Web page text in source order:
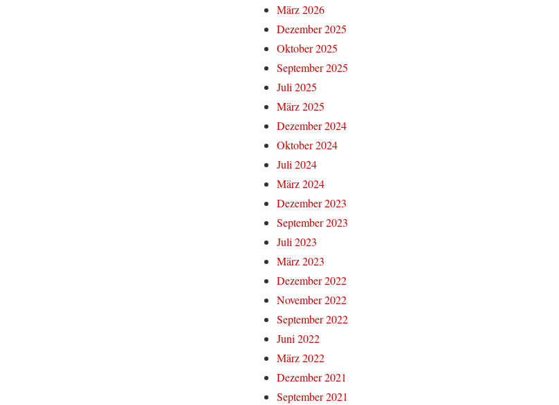
März 2026
Dezember 2025
Oktober 2025
September 2025
Juli 2025
März 2025
Dezember 2024
Oktober 2024
Juli 2024
März 2024
Dezember 2023
September 2023
Juli 2023
März 2023
Dezember 2022
November 2022
September 2022
Juni 2022
März 2022
Dezember 2021
September 2021